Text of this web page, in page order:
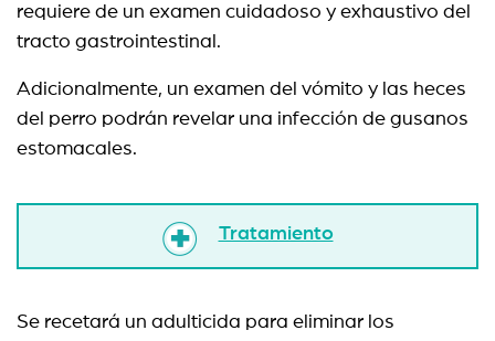
requiere de un examen cuidadoso y exhaustivo del
tracto gastrointestinal.
Adicionalmente, un examen del vómito y las heces
del perro podrán revelar una infección de gusanos
estomacales.
Tratamiento
Se recetará un adulticida para eliminar los